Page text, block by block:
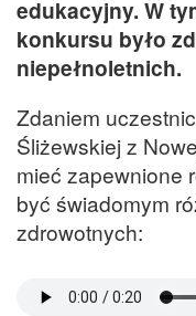
edukacyjny. W
konkursu było
niepełnoletnich.
Zdaniem
Śliżewskiej z
mieć zapewnione
być świadomym
zdrowotnych: